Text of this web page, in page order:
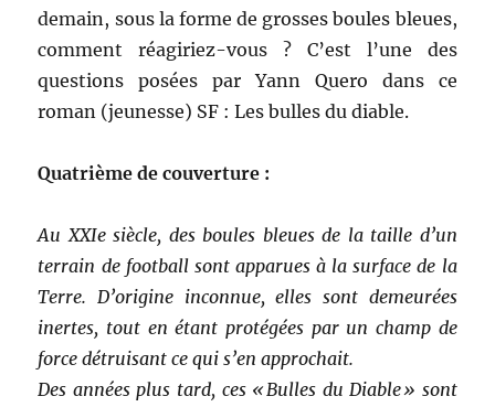
demain, sous la forme de grosses boules bleues,
comment réagiriez-vous ? C’est l’une des
questions posées par Yann Quero dans ce
roman (jeunesse) SF : Les bulles du diable.
Quatrième de couverture :
Au XXIe siècle, des boules bleues de la taille d’un
terrain de football sont apparues à la surface de la
Terre. D’origine inconnue, elles sont demeurées
inertes, tout en étant protégées par un champ de
force détruisant ce qui s’en approchait.
Des années plus tard, ces « Bulles du Diable » sont